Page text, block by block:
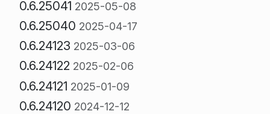
0.6.25041 2025-05-08
0.6.25040 2025-04-17
0.6.24123 2025-03-06
0.6.24122 2025-02-06
0.6.24121 2025-01-09
0.6.24120 2024-12-12